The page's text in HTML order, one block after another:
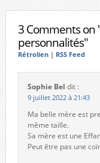
3 Comments on
personnalités"
Rétrolien| RSS Feed
Sophie Bel dit :
9 juillet 2022 à 21:43
Ma belle mère est
même taille.
Sa mère est une
Peut être pas une